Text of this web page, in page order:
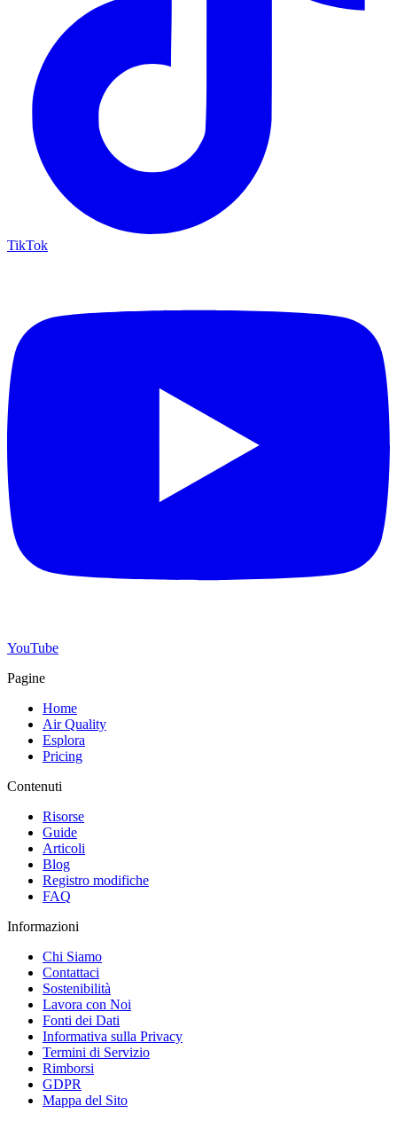
TikTok
YouTube
Pagine
Home
Air Quality
Esplora
Pricing
Contenuti
Risorse
Guide
Articoli
Blog
Registro modifiche
FAQ
Informazioni
Chi Siamo
Contattaci
Sostenibilità
Lavora con Noi
Fonti dei Dati
Informativa sulla Privacy
Termini di Servizio
Rimborsi
GDPR
Mappa del Sito